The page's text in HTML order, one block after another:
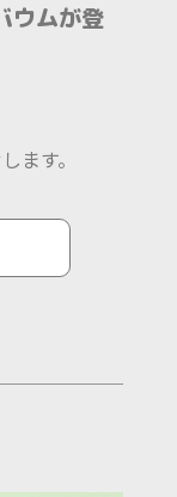
ウムが登
ます。